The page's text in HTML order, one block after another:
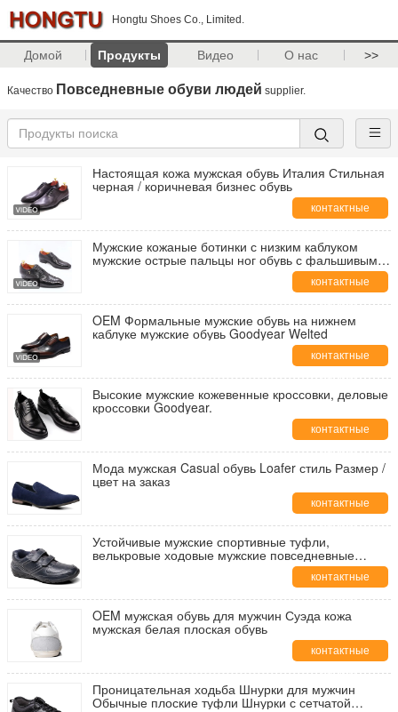
Hongtu Shoes Co., Limited.
Домой Продукты Видео О нас >>
Качество Повседневные обуви людей supplier.
Настоящая кожа мужская обувь Италия Стильная
черная / коричневая бизнес обувь
контактные
данные
Мужские кожаные ботинки с низким каблуком
мужские острые пальцы ног обувь с фальшивым
контактные
данные
OEM Формальные мужские обувь на нижнем
каблуке мужские обувь Goodyear Welted
контактные
данные
Высокие мужские кожевенные кроссовки, деловые
кроссовки Goodyear.
контактные
данные
Мода мужская Casual обувь Loafer стиль Размер /
цвет на заказ
контактные
данные
Устойчивые мужские спортивные туфли,
велькровые ходовые мужские повседневные
контактные
данные
OEM мужская обувь для мужчин Суэда кожа
мужская белая плоская обувь
контактные
данные
Проницательная ходьба Шнурки для мужчин
Обычные плоские туфли Шнурки с сетчатой